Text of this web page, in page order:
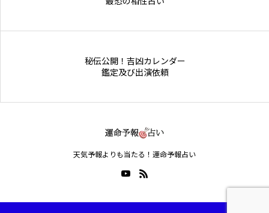
秘伝公開！吉凶カレンダー
鑑定及び出演依頼
天気予報よりも当たる！運命予報占い